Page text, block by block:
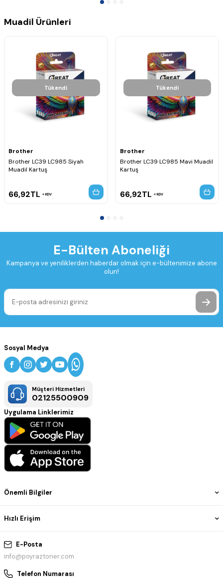
Muadil Ürünleri
Tükendi
Brother
Brother LC39 LC985 Siyah
Muadil Kartuş
66,92TL KDV
Tükendi
Brother
Brother LC39 LC985 Mavi Muadil
Kartuş
66,92TL KDV
E-Bülten Aboneliği
Kampanya ve yeniliklerden haberdar olmak için e-bültenimize abone
olun!
E-Posta
info@poyraztoner.com
Telefon Numarası
Önemli Bilgiler
Hızlı Erişim
Sosyal Medya
Müşteri Hizmetleri
02125500909
Uygulama Linklerimiz